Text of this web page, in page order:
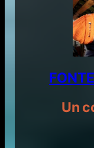
Un